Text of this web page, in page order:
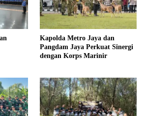
Kapolda Metro Jaya dan
Pangdam Jaya Perkuat Sinergi
dengan Korps Marinir